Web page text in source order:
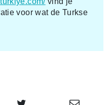
voor wat de Turkse